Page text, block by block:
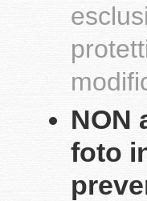
NON
foto